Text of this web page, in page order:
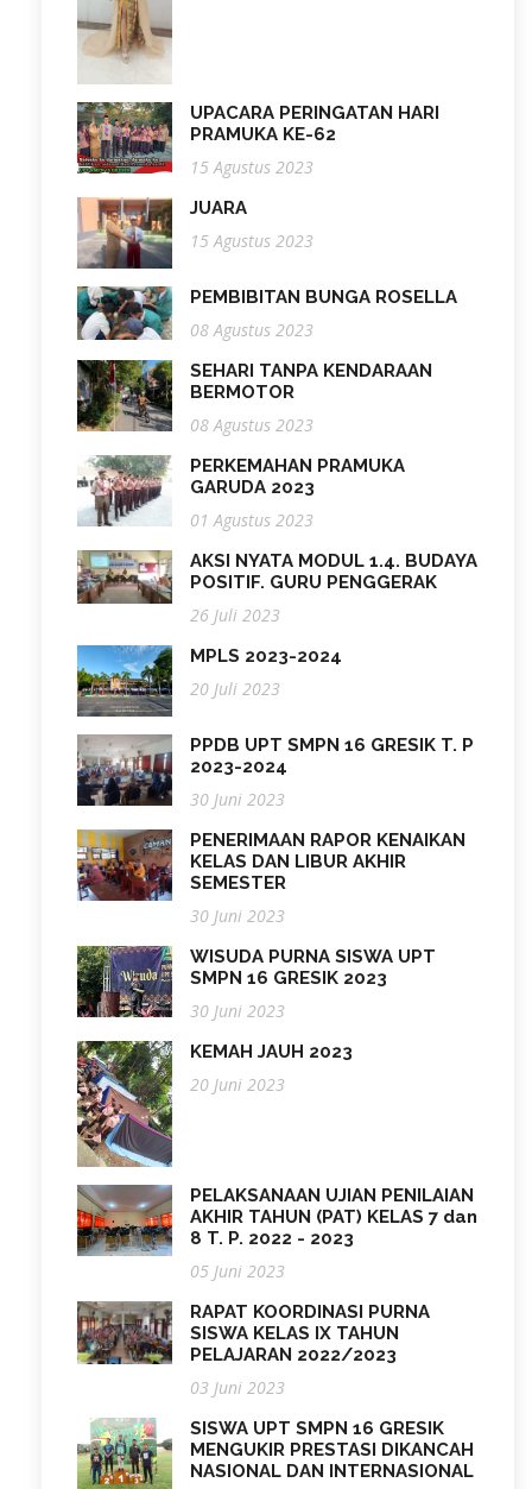
UPACARA PERINGATAN HARI
PRAMUKA KE-62
15 Agustus 2023
JUARA
15 Agustus 2023
PEMBIBITAN BUNGA ROSELLA
08 Agustus 2023
SEHARI TANPA KENDARAAN
BERMOTOR
08 Agustus 2023
PERKEMAHAN PRAMUKA
GARUDA 2023
01 Agustus 2023
AKSI NYATA MODUL 1.4. BUDAYA
POSITIF. GURU PENGGERAK
26 Juli 2023
MPLS 2023-2024
20 Juli 2023
PPDB UPT SMPN 16 GRESIK T. P
2023-2024
30 Juni 2023
PENERIMAAN RAPOR KENAIKAN
KELAS DAN LIBUR AKHIR
SEMESTER
30 Juni 2023
WISUDA PURNA SISWA UPT
SMPN 16 GRESIK 2023
30 Juni 2023
KEMAH JAUH 2023
20 Juni 2023
PELAKSANAAN UJIAN PENILAIAN
AKHIR TAHUN (PAT) KELAS 7 dan
8 T. P. 2022 - 2023
05 Juni 2023
RAPAT KOORDINASI PURNA
SISWA KELAS IX TAHUN
PELAJARAN 2022/2023
03 Juni 2023
SISWA UPT SMPN 16 GRESIK
MENGUKIR PRESTASI DIKANCAH
NASIONAL DAN INTERNASIONAL